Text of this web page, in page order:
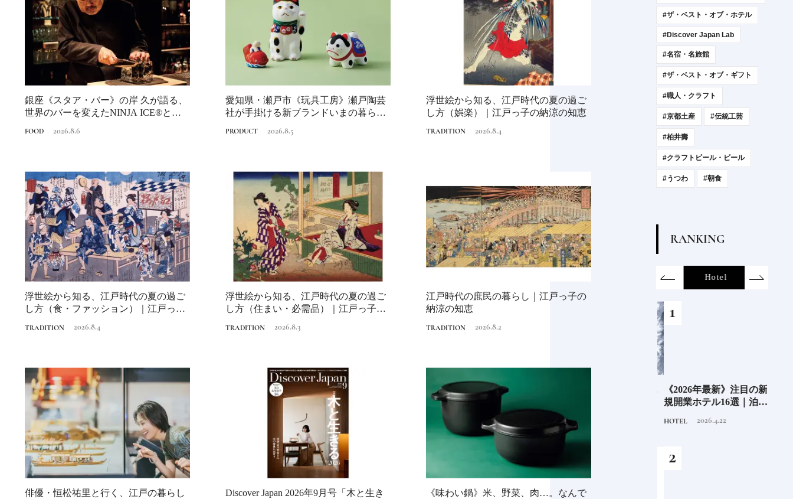
銀座《スタア・バー》の岸 久が語る、
世界のバーを変えたNINJA ICE®と
FOOD 2026.8.6
愛知県・瀬戸市《玩具工房》瀬戸陶芸
社が手掛ける新ブランドいまの暮らし
PRODUCT 2026.8.5
浮世絵から知る、江戸時代の夏の過ご
し方（娯楽）｜江戸っ子の納涼の知恵
TRADITION 2026.8.4
浮世絵から知る、江戸時代の夏の過ご
し方（食・ファッション）｜江戸っ子
TRADITION 2026.8.4
浮世絵から知る、江戸時代の夏の過ご
し方（住まい・必需品）｜江戸っ子の
TRADITION 2026.8.3
江戸時代の庶民の暮らし｜江戸っ子の
納涼の知恵
TRADITION 2026.8.2
俳優・恒松祐里と行く、江戸の暮らし
Discover Japan 2026年9月号「木と生き
《味わい鍋》米、野菜、肉…。なんで
#ザ・ベスト・オブ・ホテル
#Discover Japan Lab
#名宿・名旅館
#ザ・ベスト・オブ・ギフト
#職人・クラフト
#京都土産 #伝統工芸
#柏井壽
#クラフトビール・ビール
#うつわ #朝食
RANKING
Hotel
Discover Japan 2026年9月
号「木と生きる2026」
INFORMATION 2026.7.31
挑戦
INFORMATION
《2026年最新》注目の新
規開業ホテル16選｜泊ま
が素敵なホテル
HOTEL 2026.4.22